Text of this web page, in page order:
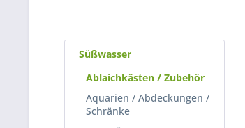
Süßwasser
Ablaichkästen / Zubehör
Aquarien / Abdeckungen /
Schränke